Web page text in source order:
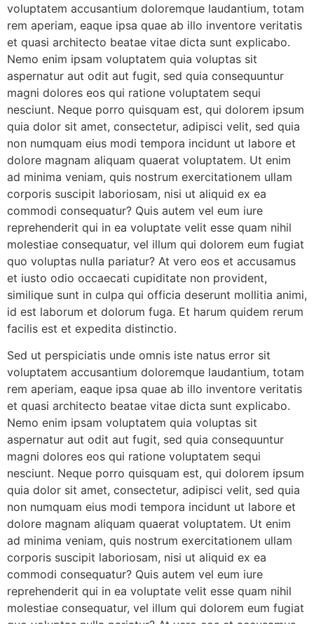
voluptatem accusantium doloremque laudantium, totam
rem aperiam, eaque ipsa quae ab illo inventore veritatis
et quasi architecto beatae vitae dicta sunt explicabo.
Nemo enim ipsam voluptatem quia voluptas sit
aspernatur aut odit aut fugit, sed quia consequuntur
magni dolores eos qui ratione voluptatem sequi
nesciunt. Neque porro quisquam est, qui dolorem ipsum
quia dolor sit amet, consectetur, adipisci velit, sed quia
non numquam eius modi tempora incidunt ut labore et
dolore magnam aliquam quaerat voluptatem. Ut enim
ad minima veniam, quis nostrum exercitationem ullam
corporis suscipit laboriosam, nisi ut aliquid ex ea
commodi consequatur? Quis autem vel eum iure
reprehenderit qui in ea voluptate velit esse quam nihil
molestiae consequatur, vel illum qui dolorem eum fugiat
quo voluptas nulla pariatur? At vero eos et accusamus
et iusto odio occaecati cupiditate non provident,
similique sunt in culpa qui officia deserunt mollitia animi,
id est laborum et dolorum fuga. Et harum quidem rerum
facilis est et expedita distinctio.
Sed ut perspiciatis unde omnis iste natus error sit
voluptatem accusantium doloremque laudantium, totam
rem aperiam, eaque ipsa quae ab illo inventore veritatis
et quasi architecto beatae vitae dicta sunt explicabo.
Nemo enim ipsam voluptatem quia voluptas sit
aspernatur aut odit aut fugit, sed quia consequuntur
magni dolores eos qui ratione voluptatem sequi
nesciunt. Neque porro quisquam est, qui dolorem ipsum
quia dolor sit amet, consectetur, adipisci velit, sed quia
non numquam eius modi tempora incidunt ut labore et
dolore magnam aliquam quaerat voluptatem. Ut enim
ad minima veniam, quis nostrum exercitationem ullam
corporis suscipit laboriosam, nisi ut aliquid ex ea
commodi consequatur? Quis autem vel eum iure
reprehenderit qui in ea voluptate velit esse quam nihil
molestiae consequatur, vel illum qui dolorem eum fugiat